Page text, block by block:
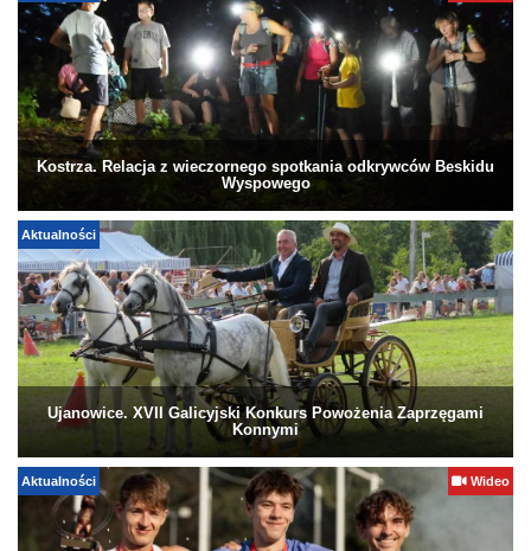
Kostrza. Relacja z wieczornego spotkania odkrywców Beskidu
Wyspowego
Aktualności
Ujanowice. XVII Galicyjski Konkurs Powożenia Zaprzęgami
Konnymi
Aktualności Wideo